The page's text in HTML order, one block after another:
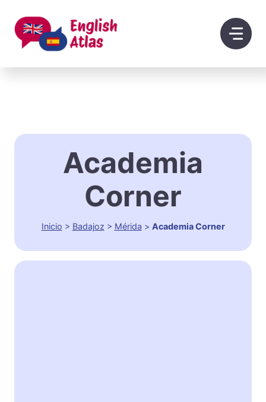
contenido
Academia
Corner
Inicio > Badajoz > Mérida > Academia Corner